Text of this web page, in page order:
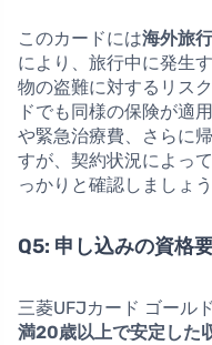
このカードには海外旅
により、旅行中に発生
物の盗難に対するリス
ドでも同様の保険が適
や緊急治療費、さらに
すが、契約状況によっ
っかりと確認しましょう
Q5: 申し込みの資格
三菱UFJカード ゴール
満20歳以上で安定した